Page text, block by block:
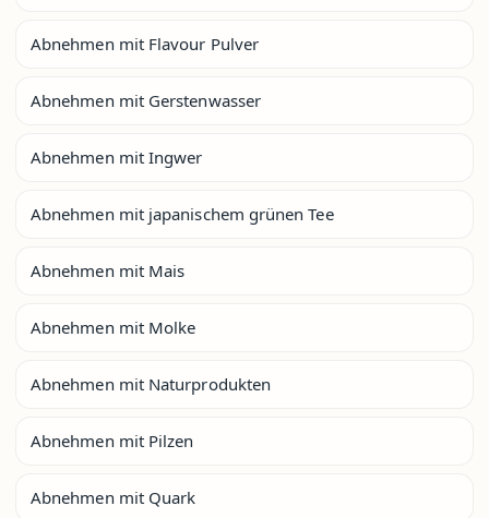
Abnehmen mit Flavour Pulver
Abnehmen mit Gerstenwasser
Abnehmen mit Ingwer
Abnehmen mit japanischem grünen Tee
Abnehmen mit Mais
Abnehmen mit Molke
Abnehmen mit Naturprodukten
Abnehmen mit Pilzen
Abnehmen mit Quark